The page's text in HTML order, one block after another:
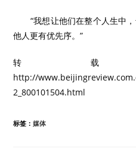
“我想让他们在整个人生中，
他人更有优先序。”
转
http://
2_800101504.html
标签：媒体